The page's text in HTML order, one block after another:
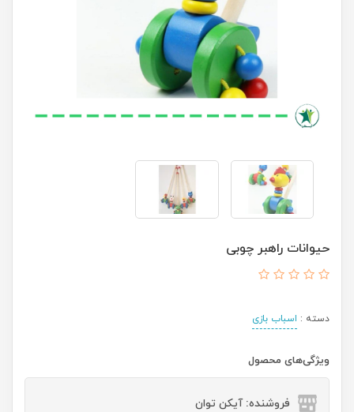
حیوانات راهبر چوبی
دسته : اسباب بازی
ویژگی‌های محصول
فروشنده: آیکن توان